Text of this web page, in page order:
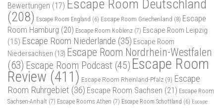
Bewertungen (17) Escape Room Deutschland
(208) Escape Room England (6) Escape Room Griechenland (8) Escape
Room Hamburg (20) Escape Room Koblenz (7) Escape Room Leipzig
(15) Escape Room Niederlande (35) Escape Room
Niedersachsen (13) Escape Room Nordrhein-Westfalen
(63) Escape Room Podcast (45) Escape Room
Review (411) Escape Room Rheinland-Pfalz (9) Escape
Room Ruhrgebiet (36) Escape Room Sachsen (21) Escape Room
Sachsen-Anhalt (7) Escape Rooms Athen (7) Escape Room Schottland (6) Escape